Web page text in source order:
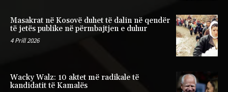
Masakrat në Kosovë duhet të dalin në qendër
të jetës publike në përmbajtjen e duhur
4 Prill 2026
Wacky Walz: 10 aktet më radikale të
kandidatit të Kamalës